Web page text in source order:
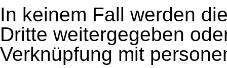
In keinem Fall werden
Dritte weitergegeben
Verknüpfung mit